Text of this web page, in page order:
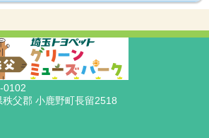
0102
秩父郡 小鹿野町長留2518